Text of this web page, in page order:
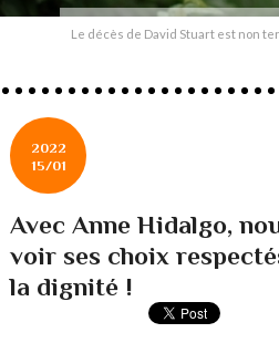
Le décès de David Stuart est non
2022
15/01
Avec Anne Hidalgo,
voir ses choix
la dignité !